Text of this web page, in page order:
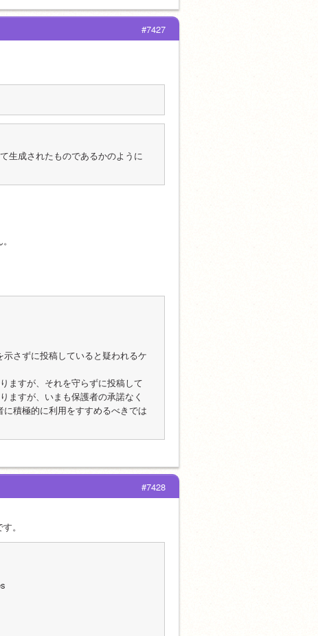
#7427
生成されたものであるかのように
さずに投稿していると疑われるケ
ますが、それを守らずに投稿して
ますが、いまも保護者の承諾なく
積極的に利用をすすめるべきでは
#7428
。